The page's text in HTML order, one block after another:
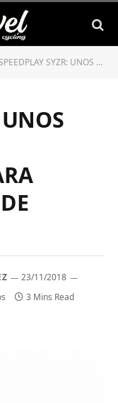
SYZR: UNOS PEDALES MUY POLIVALENTES PARA CUALQUIER TIPO DE DISCIPLINA
23/11/2018
3 Mins Read